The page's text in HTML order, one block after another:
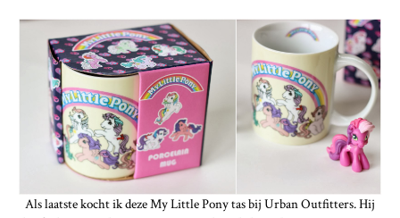
Als laatste kocht ik deze My Little Pony tas bij Urban Outfitters. Hij